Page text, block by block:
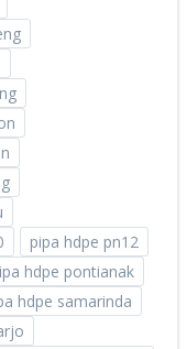
pipa hdpe pn12
hdpe pontianak
hdpe samarinda